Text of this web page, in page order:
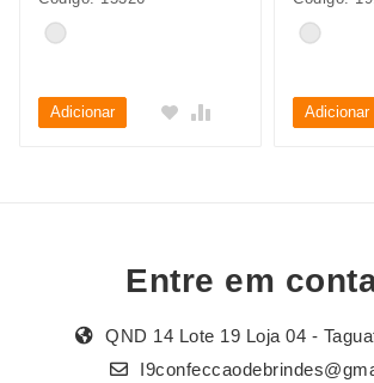
Adicionar Adicionar
Entre em
QND 14 Lote 19 Loja 04 -